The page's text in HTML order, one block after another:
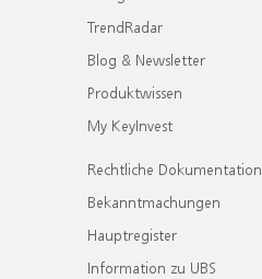
TrendRadar
Blog & Newsletter
Produktwissen
My KeyInvest
Rechtliche Dokumentation
Bekanntmachungen
Hauptregister
Information zu UBS